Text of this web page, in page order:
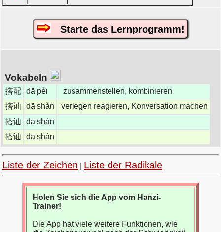
Starte das Lernprogramm!
Vokabeln
搭配 dā pèi
zusammenstellen, kombinieren
搭讪
dā shàn
verlegen reagieren, Konversation machen
搭讪
dā shàn
搭讪
dā shàn
Liste der Zeichen Liste der Radikale
Holen Sie sich die App vom Hanzi-
Trainer!
Die App hat viele weitere Funktionen, wie